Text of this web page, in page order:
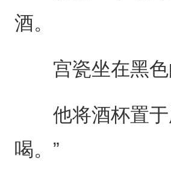
酒。
宫瓷坐在黑色
他将酒杯置于
喝。”